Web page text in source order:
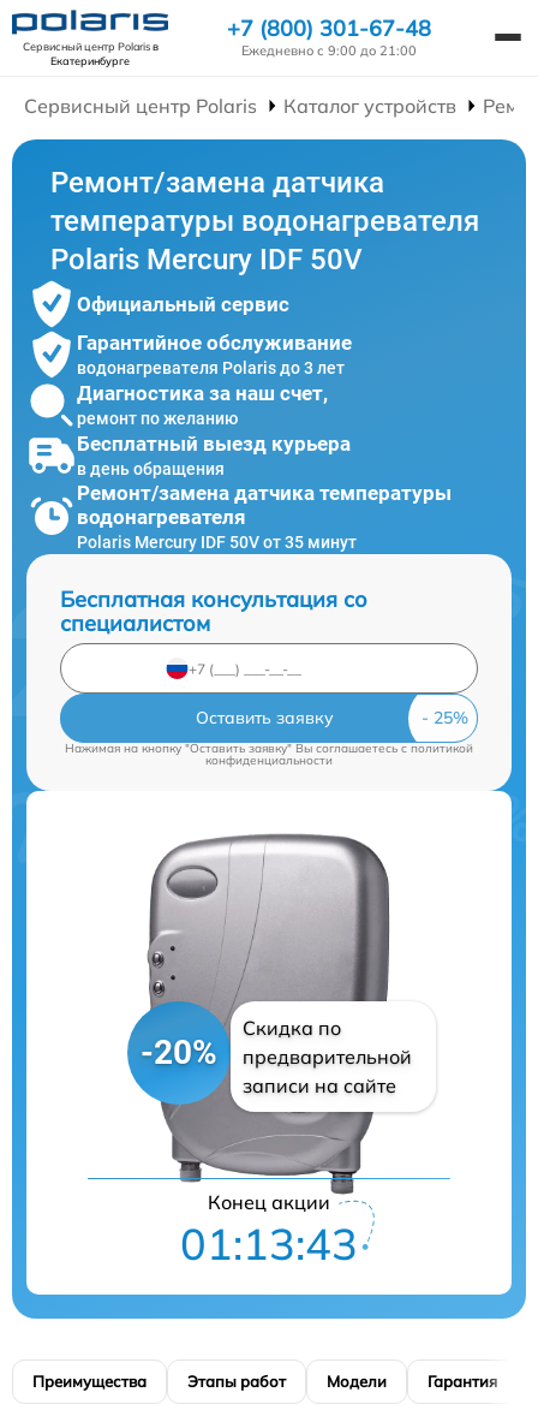
Сервисный центр Polarisв
Екатеринбурге
+7 (800) 301-67-48
Ежедневно с 9:00 до 21:00
Сервисный центр Polaris Каталог устройств
Ремонт/замена датчика
температуры водонагревателя
Polaris Mercury IDF 50V
Официальный сервис
Гарантийное обслуживание
водонагревателя Polaris до 3 лет
Диагностика за наш счет,
ремонт по желанию
Бесплатный выезд курьера
в день обращения
Ремонт/замена датчика температуры
водонагревателя
Polaris Mercury IDF 50V от 35 минут
Бесплатная консультация со
специалистом
Оставить заявку
Нажимая на кнопку "Оставить заявку" Вы соглашаетесь cполитикой
конфиденциальности
-20%
Скидка по
предварительной
записи на сайте
Конец акции
01:13:42
Преимущества Этапы работ Модели Гарантия